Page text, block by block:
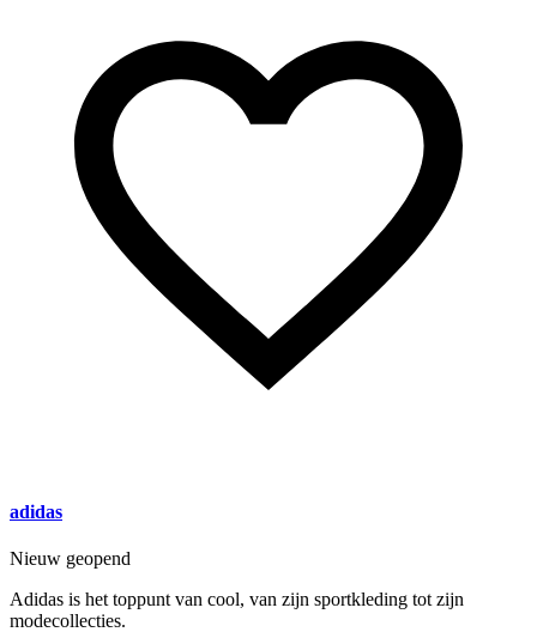
adidas
Nieuw geopend
Adidas is het toppunt van cool, van zijn sportkleding tot zijn
modecollecties.